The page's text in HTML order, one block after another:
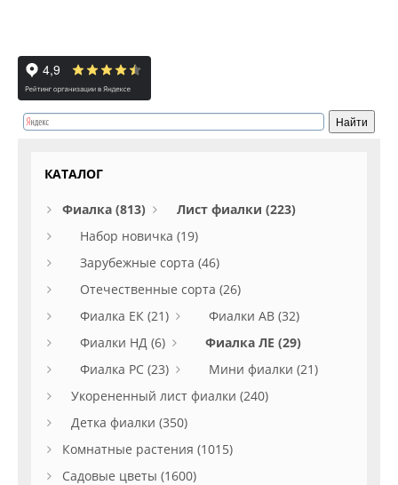
КАТАЛОГ
Фиалка (813)
Лист фиалки (223)
Набор новичка (19)
Зарубежные сорта (46)
Отечественные сорта (26)
Фиалка ЕК (21)
Фиалки АВ (32)
Фиалки НД (6)
Фиалка ЛЕ (29)
Фиалка РС (23)
Мини фиалки (21)
Укорененный лист фиалки (240)
Детка фиалки (350)
Комнатные растения (1015)
Садовые цветы (1600)